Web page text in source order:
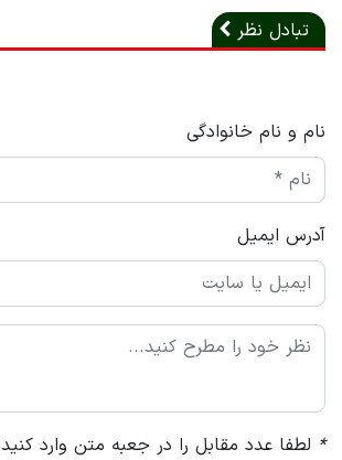
تبادل نظر
نام و نام خانوادگی
آدرس ایمیل
* لطفا عدد مقابل را در جعبه متن وارد کنید